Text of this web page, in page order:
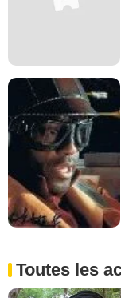
Toutes les